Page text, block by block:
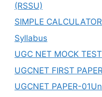
(RSSU)
SIMPLE CALCULATOR
Syllabus
UGC NET MOCK
UGCNET FIRST PAPER
UGCNET PAPER-